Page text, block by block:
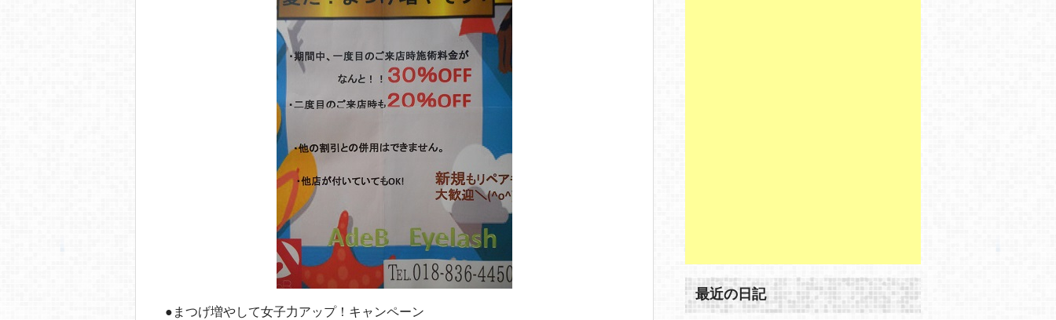
●まつげ増やして女子力アップ！キャンペーン
最近の日記